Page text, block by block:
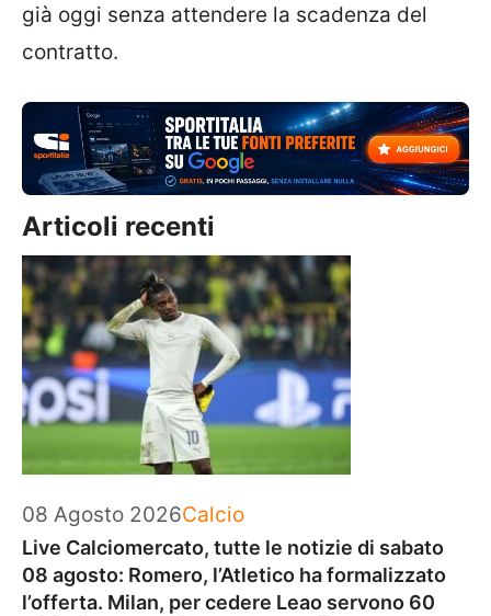
già oggi senza attendere la scadenza del
contratto.
Articoli recenti
08 Agosto 2026Categorie
Calcio
Live Calciomercato, tutte le notizie di sabato
08 agosto: Romero, l’Atletico ha formalizzato
l’offerta. Milan, per cedere Leao servono 60